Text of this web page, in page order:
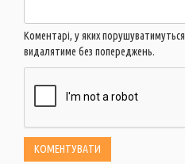
Коментарі, у яких порушуватимуться
видалятиме без попереджень.